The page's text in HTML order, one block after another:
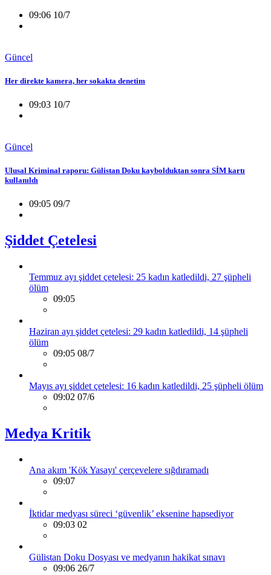
09:06 10/7
Güncel
Her direkte kamera, her sokakta denetim
09:03 10/7
Güncel
Ulusal Kriminal raporu: Gülistan Doku kaybolduktan sonra SİM kartı
kullanıldı
09:05 09/7
Şiddet Çetelesi
Temmuz ayı şiddet çetelesi: 25 kadın katledildi, 27 şüpheli
ölüm
09:05
Haziran ayı şiddet çetelesi: 29 kadın katledildi, 14 şüpheli
ölüm
09:05 08/7
Mayıs ayı şiddet çetelesi: 16 kadın katledildi, 25 şüpheli ölüm
09:02 07/6
Medya Kritik
Ana akım 'Kök Yasayı' çerçevelere sığdıramadı
09:07
İktidar medyası süreci ‘güvenlik’ eksenine hapsediyor
09:03 02
Gülistan Doku Dosyası ve medyanın hakikat sınavı
09:06 26/7